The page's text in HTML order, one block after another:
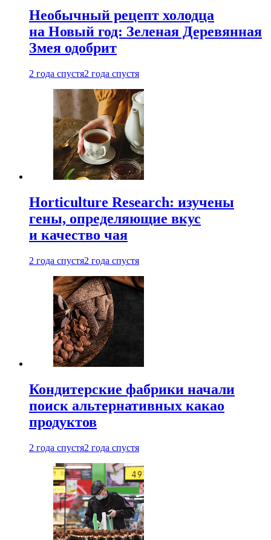
Необычный рецепт холодца
на Новый год: Зеленая Деревянная
Змея одобрит
2 года спустя2 года спустя
Horticulture Research: изучены
гены, определяющие вкус
и качество чая
2 года спустя2 года спустя
Кондитерские фабрики начали
поиск альтернативных какао
продуктов
2 года спустя2 года спустя